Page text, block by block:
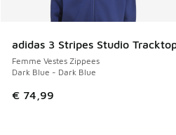
adidas 3 Stripes Studio
Femme Vestes Zippees
Dark Blue - Dark Blue
€ 74,99